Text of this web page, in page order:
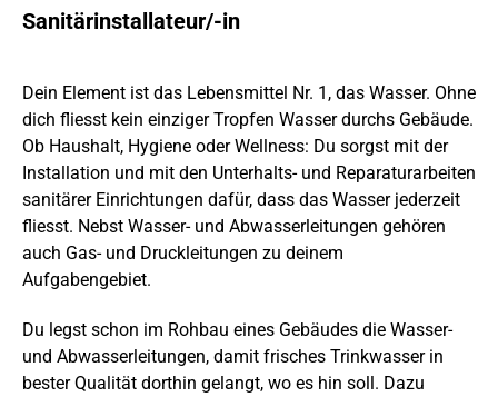
Sanitärinstallateur/-in
Dein Element ist das Lebensmittel Nr. 1, das Wasser. Ohne
dich fliesst kein einziger Tropfen Wasser durchs Gebäude.
Ob Haushalt, Hygiene oder Wellness: Du sorgst mit der
Installation und mit den Unterhalts- und Reparaturarbeiten
sanitärer Einrichtungen dafür, dass das Wasser jederzeit
fliesst. Nebst Wasser- und Abwasserleitungen gehören
auch Gas- und Druckleitungen zu deinem
Aufgabengebiet.
Du legst schon im Rohbau eines Gebäudes die Wasser-
und Abwasserleitungen, damit frisches Trinkwasser in
bester Qualität dorthin gelangt, wo es hin soll. Dazu